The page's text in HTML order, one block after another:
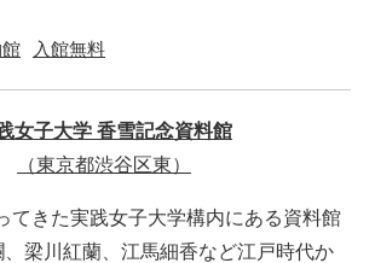
入館無料
女子大学 香雪記念資料館
（東京都渋谷区東）
てきた実践女子大学構内にある資料館
梁川紅蘭、江馬細香など江戸時代か